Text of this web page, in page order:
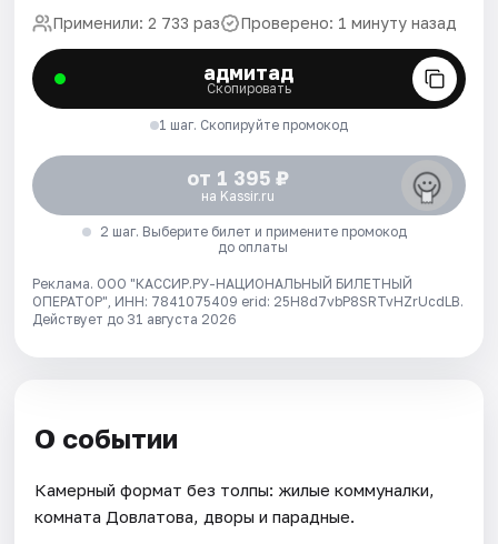
Применили: 2 733 раз Проверено: 1 минуту назад
адмитад
Скопировать
1 шаг. Скопируйте промокод
от 1 395 ₽
на Kassir.ru
2 шаг. Выберите билет и примените промокод
до оплаты
Реклама. ООО "КАССИР.РУ-НАЦИОНАЛЬНЫЙ БИЛЕТНЫЙ
ОПЕРАТОР", ИНН: 7841075409 erid: 25H8d7vbP8SRTvHZrUcdLB.
Действует до 31 августа 2026
О событии
Камерный формат без толпы: жилые коммуналки,
комната Довлатова, дворы и парадные.